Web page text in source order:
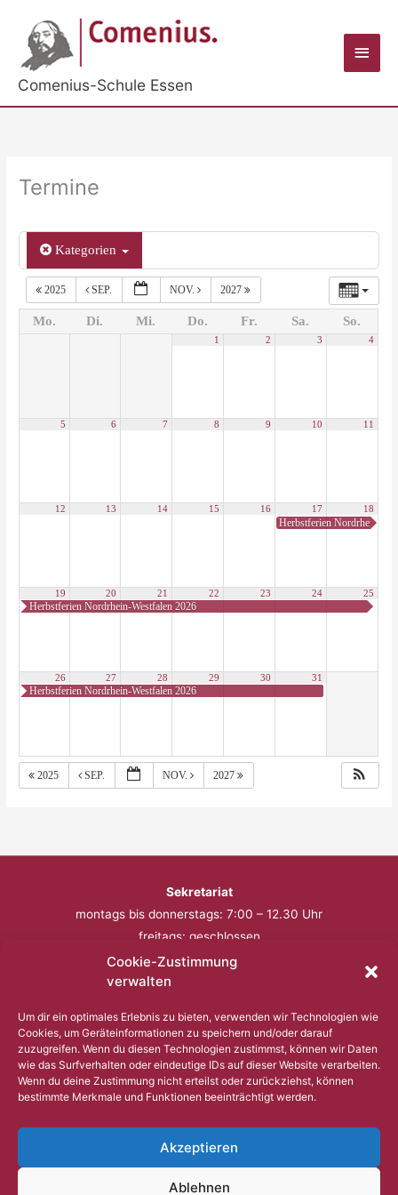
Cookie-Zustimmung
verwalten
Um dir ein optimales Erlebnis zu bieten, verwenden wir Technologien wie
Cookies, um Geräteinformationen zu speichern und/oder darauf
zuzugreifen. Wenn du diesen Technologien zustimmst, können wir Daten
wie das Surfverhalten oder eindeutige IDs auf dieser Website verarbeiten.
Wenn du deine Zustimmung nicht erteilst oder zurückziehst, können
bestimmte Merkmale und Funktionen beeinträchtigt werden.
Akzeptieren
Ablehnen
springen
Comenius-Schule Essen
Termine
Kategorien
2025 SEP. NOV. 2027
Mo. Di. Mi. Do. Fr. Sa. So.
1 2 3 4
5 6 7 8 9 10 11
12 13 14 15 16 17
Herbstferien Nordrhein-
18
19
Herbstferien Nordrhein-Westfalen 2026
20 21 22 23 24 25
26
Herbstferien Nordrhein-Westfalen 2026
27 28 29 30 31
2025 SEP. NOV. 2027
Sekretariat
montags bis donnerstags: 7:00 – 12.30 Uhr
freitags: geschlossen
Telefon: 0201 – 57 17 430
Bitte nutzen Sie außerhalb der Öffnungszeiten den
Anrufbeantworter.
Impressum
Datenschutz